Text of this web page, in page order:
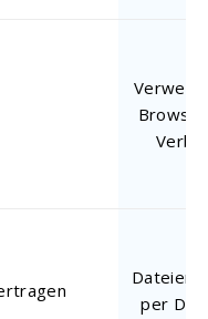
Dateien
per